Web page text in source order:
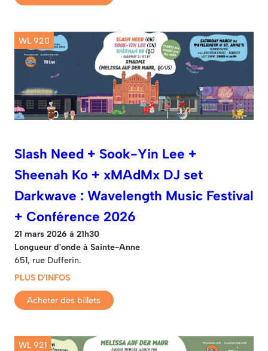
WL 920
Slash Need + Sook-Yin Lee +
Sheenah Ko + xMAdMx DJ set
Darkwave : Wavelength Music Festival
+ Conférence 2026
21 mars 2026 à 21h30
Longueur d'onde à Sainte-Anne
651, rue Dufferin.
PLUS D'INFOS
Acheter des billets
WL 921